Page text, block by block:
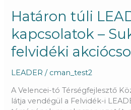
Határon túli
kapcsolatok –
felvidéki
LEADER / cman_test2
A Velencei-tó Térségfejlesztő
látja vendégül a Felvidék-i
akciócsoport